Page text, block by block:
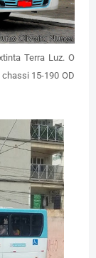
Terra Luz. O
15-190 OD